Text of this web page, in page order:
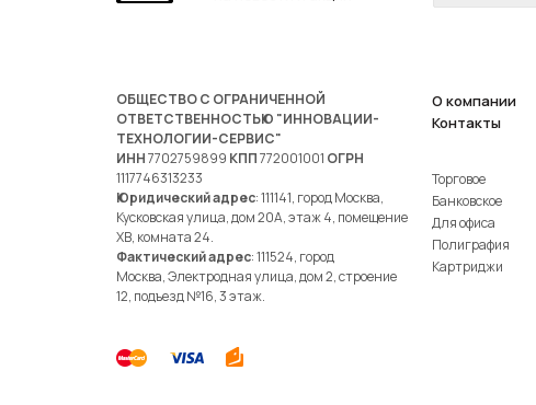
ОБЩЕСТВО С ОГРАНИЧЕННОЙ
ОТВЕТСТВЕННОСТЬЮ "ИННОВАЦИИ-
ТЕХНОЛОГИИ-СЕРВИС"
ИНН7702759899 КПП772001001 ОГРН
1117746313233
Юридический адрес: 111141, город Москва,
Кусковская улица, дом 20А, этаж 4, помещение
ХВ, комната 24.
Фактический адрес: 111524, город
Москва, Электродная улица, дом 2, строение
12, подъезд №16, 3 этаж.
О компании
Контакты
Торговое
Банковское
Для офиса
Полиграфия
Картриджи